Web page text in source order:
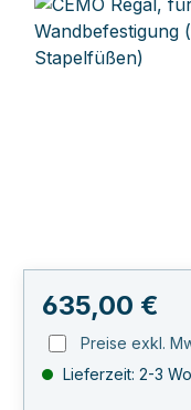
Regulärer Preis:
635,00 €
Preise exkl.
Lieferzeit: 2-3